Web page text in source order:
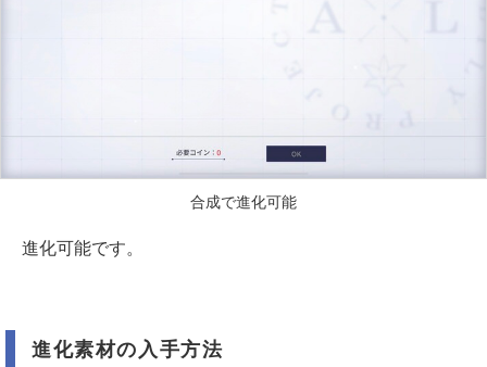
合成で進化可能
進化可能です。
進化素材の入手方法